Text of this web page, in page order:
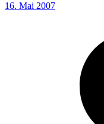
16. Mai 2007